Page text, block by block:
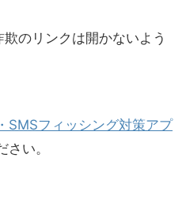
のリンクは開かないよう
SMSフィッシング対策アプ
い。